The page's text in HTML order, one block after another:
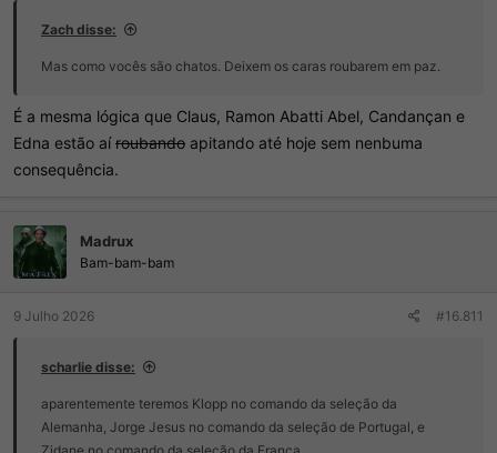
Zaϲh disse:
Mas como vocês são chatos. Deixem os caras roubarem em paz.
É a mesma lógica que Claus, Ramon Abatti Abel, Candançan e
Edna estão aíroubando apitando até hoje sem nenbuma
consequência.
Madrux
Bam-bam-bam
9 Julho 2026 #16.811
scharlie disse:
aparentemente teremos Klopp no comando da seleção da
Alemanha, Jorge Jesus no comando da seleção de Portugal, e